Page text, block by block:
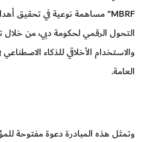
التحول الرقمي لحكومة دبي، من خلال
والاستخدام الأخلاقي للذكاء
العامة.
وتمثل هذه المبادرة دعوة مفتوحة